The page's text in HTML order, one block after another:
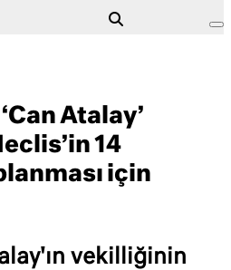
Atalay’
14
için
vekilliğinin